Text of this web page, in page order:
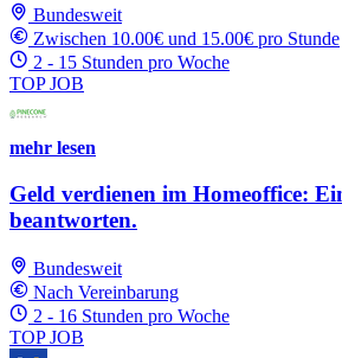
Bundesweit
Zwischen 10.00€ und 15.00€ pro Stunde
2 - 15 Stunden pro Woche
TOP JOB
mehr lesen
Geld verdienen im Homeoffice:
beantworten.
Bundesweit
Nach Vereinbarung
2 - 16 Stunden pro Woche
TOP JOB